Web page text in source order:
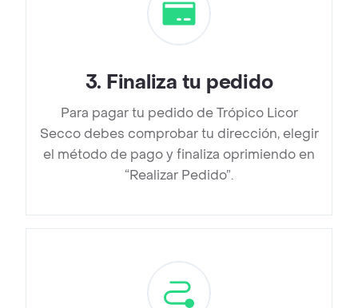
3. Finaliza tu pedido
Para pagar tu pedido de Trópico Licor
Secco debes comprobar tu dirección, elegir
el método de pago y finaliza oprimiendo en
“Realizar Pedido”.